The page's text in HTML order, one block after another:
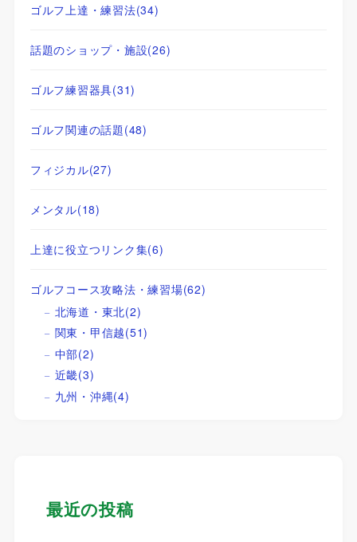
ゴルフ上達・練習法(34)
話題のショップ・施設(26)
ゴルフ練習器具(31)
ゴルフ関連の話題(48)
フィジカル(27)
メンタル(18)
上達に役立つリンク集(6)
ゴルフコース攻略法・練習場(62)
北海道・東北(2)
関東・甲信越(51)
中部(2)
近畿(3)
九州・沖縄(4)
最近の投稿